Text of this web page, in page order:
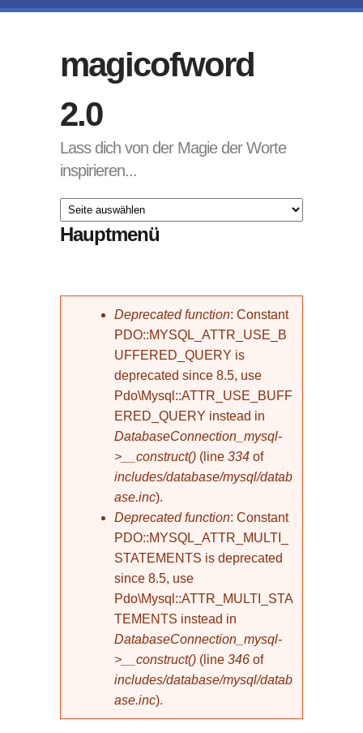
magicofword
2.0
Lass dich von der Magie der Worte
inspirieren...
Hauptmenü
Fehlermeldung
Deprecated function: Constant
PDO::MYSQL_ATTR_USE_B
UFFERED_QUERY is
deprecated since 8.5, use
Pdo\Mysql::ATTR_USE_BUFF
ERED_QUERY instead in
DatabaseConnection_mysql-
>__construct() (line 334 of
includes/database/mysql/datab
ase.inc).
Deprecated function: Constant
PDO::MYSQL_ATTR_MULTI_
STATEMENTS is deprecated
since 8.5, use
Pdo\Mysql::ATTR_MULTI_STA
TEMENTS instead in
DatabaseConnection_mysql-
>__construct() (line 346 of
includes/database/mysql/datab
ase.inc).